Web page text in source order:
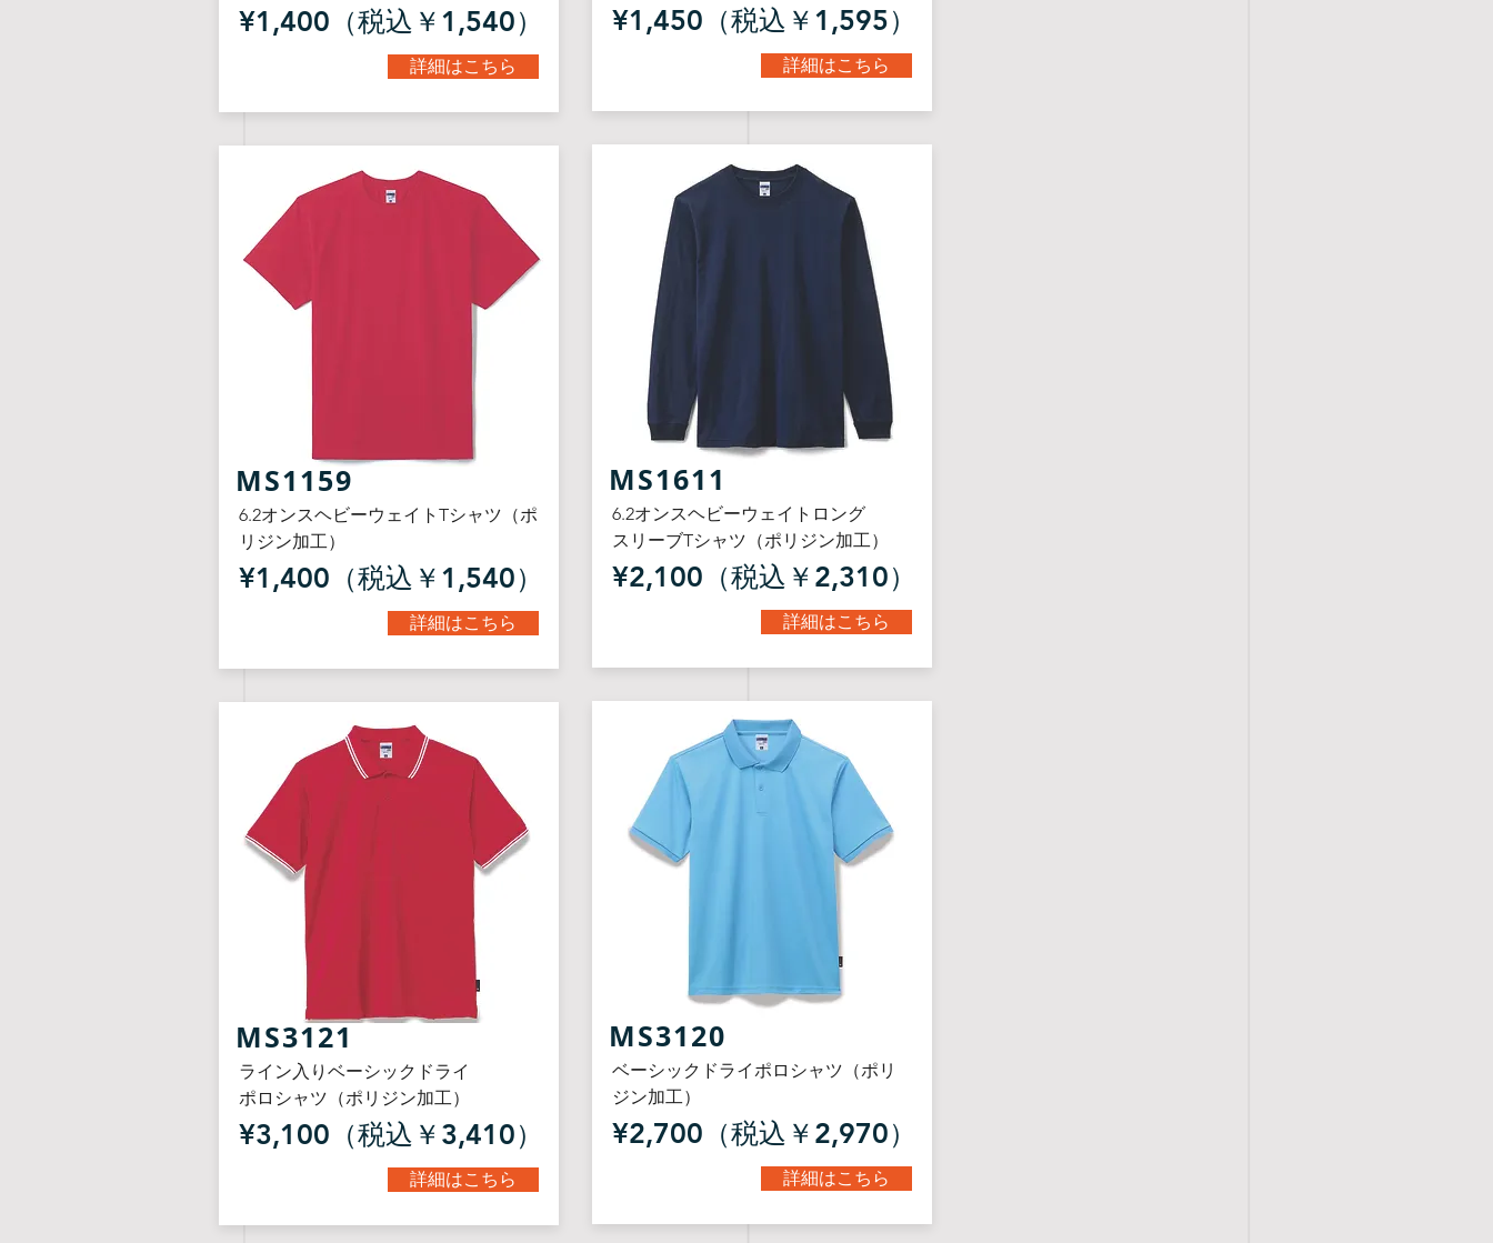
¥1,400（税込￥1,540）
詳細はこちら
​MS1159
6.2オンスヘビーウェイトTシャツ（ポ
リジン加工）
¥1,400（税込￥1,540）
詳細はこちら
MS3121
ライン入りベーシックドライ
ポロシャツ（ポリジン加工）
¥3,100（税込￥3,410）
詳細はこちら
¥1,450（税込￥1,595）
詳細はこちら
MS1611​
6.2オンスヘビーウェイトロング
スリーブTシャツ（ポリジン加工）
¥2,100（税込￥2,310）
詳細はこちら
MS3120
ベーシックドライポロシャツ（ポリ
ジン加工）
¥2,700（税込￥2,970）
詳細はこちら